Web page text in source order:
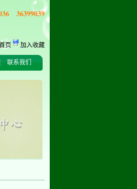
36399039
页 加入收藏
联系我们